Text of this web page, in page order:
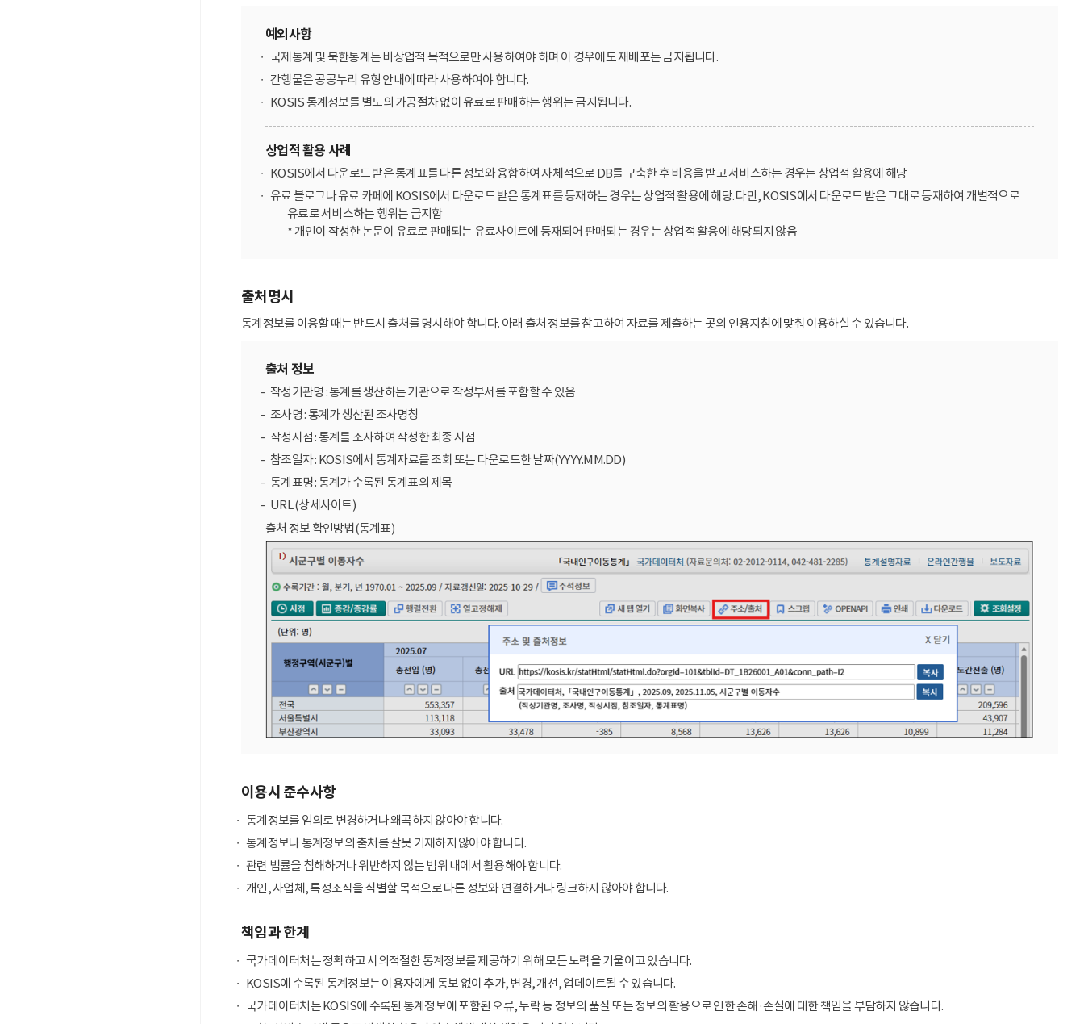
예외사항
국제통계 및 북한통계는 비상업적 목적으로만 사용하여야 하며 이 경우에도 재배포는 금지됩니다.
간행물은 공공누리 유형 안내에 따라 사용하여야 합니다.
KOSIS 통계정보를 별도의 가공절차 없이 유료로 판매하는 행위는 금지됩니다.
상업적 활용 사례
KOSIS에서 다운로드 받은 통계표를 다른 정보와 융합하여 자체적으로 DB를 구축한 후 비용을 받고 서비스하는 경우는 상업적 활용에 해당
유료 블로그나 유료 카페에 KOSIS에서 다운로드 받은 통계표를 등재하는 경우는 상업적 활용에 해당. 다만, KOSIS에서 다운로드 받은 그대로 등재하여 개별적으로
유료로 서비스하는 행위는 금지함
* 개인이 작성한 논문이 유료로 판매되는 유료사이트에 등재되어 판매되는 경우는 상업적 활용에 해당되지 않음
출처명시
통계정보를 이용할 때는 반드시 출처를 명시해야 합니다. 아래 출처 정보를 참고하여 자료를 제출하는 곳의 인용지침에 맞춰 이용하실 수 있습니다.
출처 정보
작성기관명 : 통계를 생산하는 기관으로 작성부서를 포함할 수 있음
조사명 : 통계가 생산된 조사명칭
작성시점 : 통계를 조사하여 작성한 최종 시점
참조일자 : KOSIS에서 통계자료를 조회 또는 다운로드한 날짜(YYYY.MM.DD)
통계표명 : 통계가 수록된 통계표의 제목
URL (상세사이트)
출처 정보 확인방법(통계표)
이용시 준수사항
통계정보를 임의로 변경하거나 왜곡하지 않아야 합니다.
통계정보나 통계정보의 출처를 잘못 기재하지 않아야 합니다.
관련 법률을 침해하거나 위반하지 않는 범위 내에서 활용해야 합니다.
개인, 사업체, 특정조직을 식별할 목적으로 다른 정보와 연결하거나 링크하지 않아야 합니다.
책임과 한계
국가데이터처는 정확하고 시의적절한 통계정보를 제공하기 위해 모든 노력을 기울이고 있습니다.
KOSIS에 수록된 통계정보는 이용자에게 통보 없이 추가, 변경, 개선, 업데이트될 수 있습니다.
국가데이터처는 KOSIS에 수록된 통계정보에 포함된 오류, 누락 등 정보의 품질 또는 정보의 활용으로 인한 손해·손실에 대한 책임을 부담하지 않습니다.